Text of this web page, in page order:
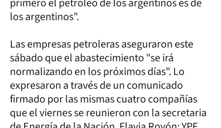
los argentinos".
Las empresas petroleras aseguraron este
sábado que el abastecimiento "se irá
normalizando en los próximos días". Lo
expresaron a través de un comunicado
firmado por las mismas cuatro compañías
que el viernes se reunieron con la secretaria